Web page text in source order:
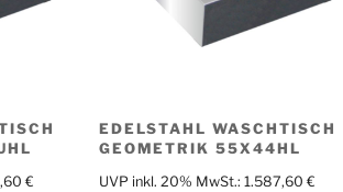
€
EDELSTAHL WASCHTISCH
GEOMETRIK 55X44HL
UVP inkl. 20% MwSt.: 1.587,60 €